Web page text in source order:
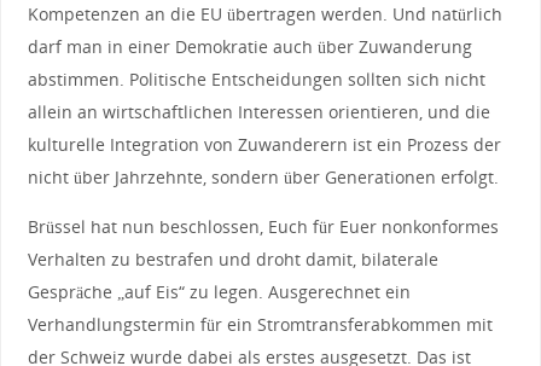
Kompetenzen an die EU übertragen werden. Und natürlich
darf man in einer Demokratie auch über Zuwanderung
abstimmen. Politische Entscheidungen sollten sich nicht
allein an wirtschaftlichen Interessen orientieren, und die
kulturelle Integration von Zuwanderern ist ein Prozess der
nicht über Jahrzehnte, sondern über Generationen erfolgt.
Brüssel hat nun beschlossen, Euch für Euer nonkonformes
Verhalten zu bestrafen und droht damit, bilaterale
Gespräche „auf Eis“ zu legen. Ausgerechnet ein
Verhandlungstermin für ein Stromtransferabkommen mit
der Schweiz wurde dabei als erstes ausgesetzt. Das ist